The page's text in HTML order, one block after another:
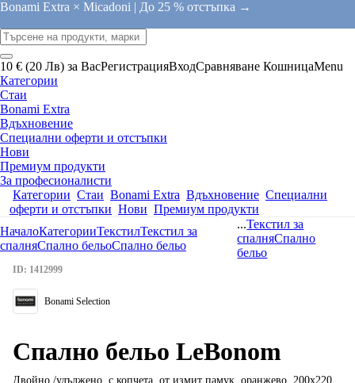
Bonami Extra × Micadoni | До 25 % отстъпка →
10 € (20 Лв) за ВасРегистрацияВходСравняване КошницаMenu
Категории
Стаи
Bonami Extra
Вдъхновение
Специални оферти и отстъпки
Нови
Премиум продукти
За професионалисти
Категории Стаи Bonami Extra Вдъхновение Специални
оферти и отстъпки Нови Премиум продукти
НачалоКатегорииТекстилТекстил за
спалняСпално бельоСпално бельо
...Текстил за
спалняСпално
бельо
ID: 1412999
Bonami Selection
Спално бельо LeBonom
Двойно /удължено, с копчета, от измит памук, оранжево, 200x220